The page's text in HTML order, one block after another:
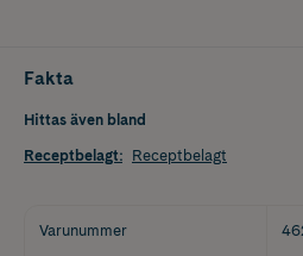
Fakta
Hittas även bland
Receptbelagt: Receptbelagt
Varunummer